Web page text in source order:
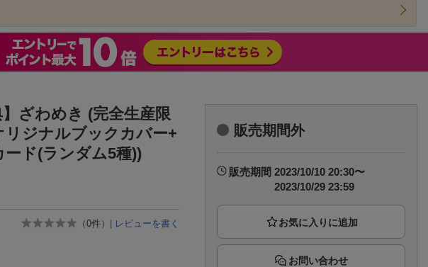
楽天チケット
エンタメニュース
ざわめき (完全生産限
リジナルブックカバー+
ード(ランダム5種))
（0件） | レビューを書く
販売期間外
販売期間 2023/10/10 20:30〜
2023/10/29 23:59
お問い合わせ